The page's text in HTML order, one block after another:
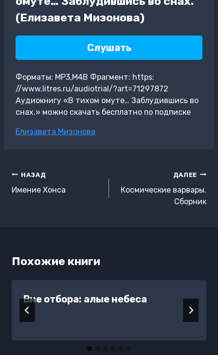
(Елизавета Мизонова)
Слушать
Форматы: MP3,M4B Фрагмент: https:
//www.litres.ru/audiotrial/?art=71297872
Аудиокнигу «В тихом омуте… Заблудившись во
снах.» можно скачать бесплатно по подписке
Метки
Елизавета Мизонова
Навигация
по
НАЗАД
Имение Хонса
ДАЛЕЕ
Космические варвары.
Сборник
Похожие книги
Вне отбора: алые небеса